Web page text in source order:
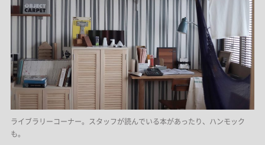
ライブラリーコーナー。スタッフが読んでいる本があったり、ハンモック
も。